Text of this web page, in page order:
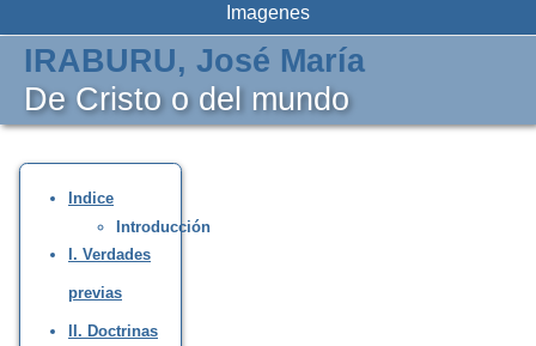
Imagenes
IRABURU, José María
De Cristo o del mundo
Indice
Introducción
I. Verdades
previas
II. Doctrinas